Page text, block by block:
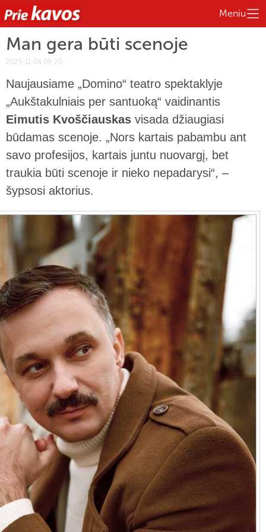
Meniu
Man gera būti scenoje
2025-11-04 09:20
Naujausiame „Domino“ teatro spektaklyje
„Aukštakulniais per santuoką“ vaidinantis
Eimutis Kvoščiauskas visada džiaugiasi
būdamas scenoje. „Nors kartais pabambu ant
savo profesijos, kartais juntu nuovargį, bet
traukia būti scenoje ir nieko nepadarysi“, –
šypsosi aktorius.